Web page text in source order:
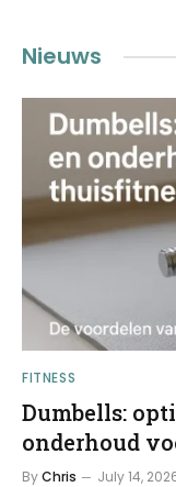
Nieuws
FITNESS
Dumbells:
onderhoud
ByChris July 14,